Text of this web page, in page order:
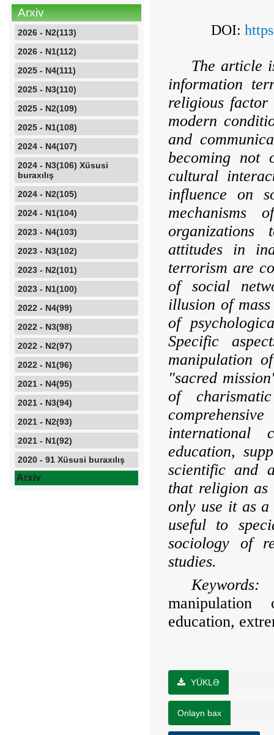
Arxiv
2026 - N2(113)
2026 - N1(112)
2025 - N4(111)
2025 - N3(110)
2025 - N2(109)
2025 - N1(108)
2024 - N4(107)
2024 - N3(106) Xüsusi
buraxılış
2024 - N2(105)
2024 - N1(104)
2023 - N4(103)
2023 - N3(102)
2023 - N2(101)
2023 - N1(100)
2022 - N4(99)
2022 - N3(98)
2022 - N2(97)
2022 - N1(96)
2021 - N4(95)
2021 - N3(94)
2021 - N2(93)
2021 - N1(92)
2020 - 91 Xüsusi buraxılış
Arxiv
DOI:
The article
information
religious factor
modern
and
becoming not
cultural
influence on
mechanisms
attitudes in
terrorism are
of social
illusion of
of
Specific
manipulation
"sacred
of
international
education,
scientific and
that religion as
only use it as
useful to
sociology of
studies.
Keywords:
manipulation
education,
YÜKLƏ
Onlayn bax